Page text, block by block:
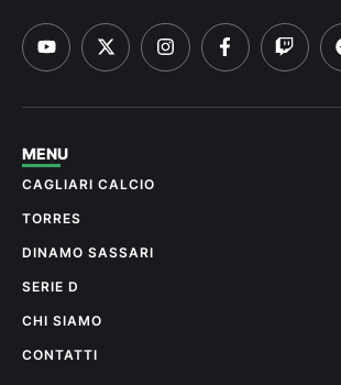
MENU
CAGLIARI CALCIO
TORRES
DINAMO SASSARI
SERIE D
CHI SIAMO
CONTATTI